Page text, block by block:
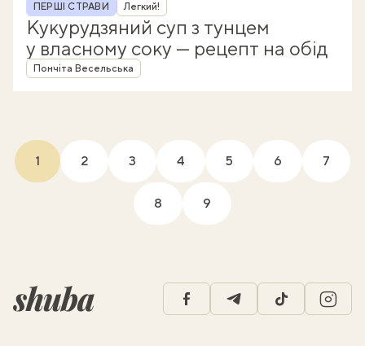
ПЕРШІ СТРАВИ Легкий!
Кукурудзяний суп з тунцем
у власному соку — рецепт на обід
Автор
Пончіта Весельська
1(current)
2 3 4 5 6 7
8 9
facebooktelegramtiktok